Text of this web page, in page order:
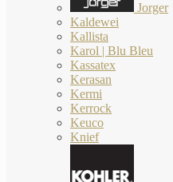
Jorger
Kaldewei
Kallista
Karol | Blu Bleu
Kassatex
Kerasan
Kermi
Kerrock
Keuco
Knief